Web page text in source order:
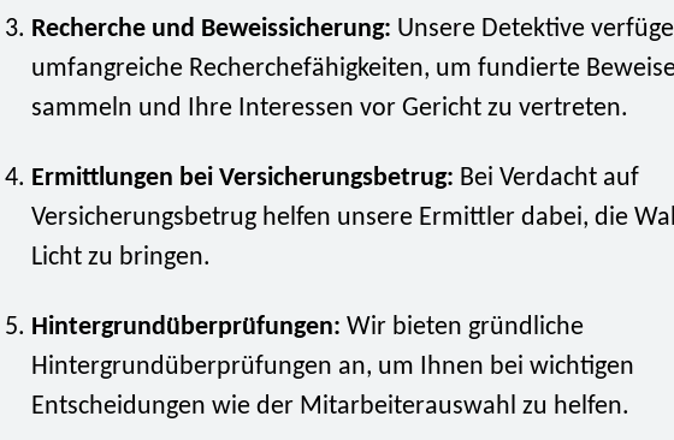
Recherche und Beweissicherung: Unsere Detektive
umfangreiche Recherchefähigkeiten, um fundierte
sammeln und Ihre Interessen vor Gericht zu vertreten.
Ermittlungen bei Versicherungsbetrug: Bei Verdacht auf
Versicherungsbetrug helfen unsere Ermittler dabei, die
Licht zu bringen.
Hintergrundüberprüfungen: Wir bieten gründliche
Hintergrundüberprüfungen an, um Ihnen bei wichtigen
Entscheidungen wie der Mitarbeiterauswahl zu helfen.